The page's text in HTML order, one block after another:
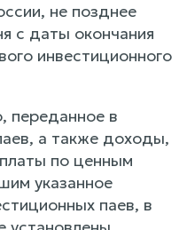
не позднее
с даты окончания
инвестиционного
переданное в
а также доходы,
по ценным
указанное
паев, в